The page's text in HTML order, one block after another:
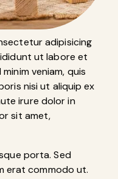
adipisicing
ut labore et
veniam, quis
nisi ut aliquip ex
irure dolor in
sit amet,
porta. Sed
erat commodo ut.